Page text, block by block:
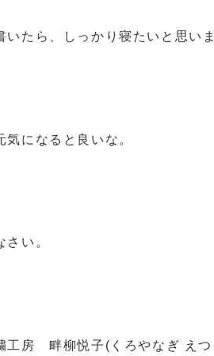
いたら、しっかり寝たいと思いま
気になると良いな。
さい。
工房 畔柳悦子(くろやなぎ えつ